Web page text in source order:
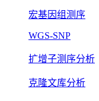
宏基因组测序
WGS-SNP
扩增子测序分析
克隆文库分析